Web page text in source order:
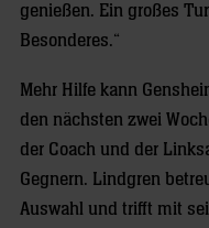
genießen. Ein großes
Besonderes.“
Mehr Hilfe kann
den nächsten zwei
der Coach und der
Gegnern. Lindgren
Auswahl und trifft mit